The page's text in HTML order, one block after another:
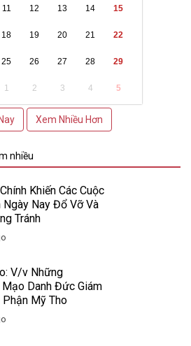
11 12 13 14 15
18 19 20 21 22
25 26 27 28 29
1 2 3 4 5
Xem Nhiều Hơn
nhiều
Khiến Các Cuộc
Ngày Nay Đổ Vỡ Và
Tránh
V/v Những
Danh Đức Giám
Phận Mỹ Tho